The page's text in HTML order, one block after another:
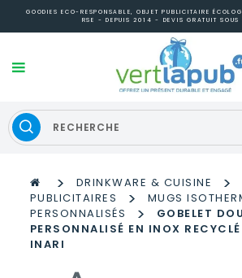
GOODIES ECO-RESPONSABLE, OBJET PUBLICITAIRE
RSE - DEPUIS 2014 - DEVIS GRATUIT SOUS
> DRINKWARE & CUISINE >
PUBLICITAIRES
>
MUGS
PERSONNALISÉS
>
GOBELET
PERSONNALISÉ EN INOX
INARI